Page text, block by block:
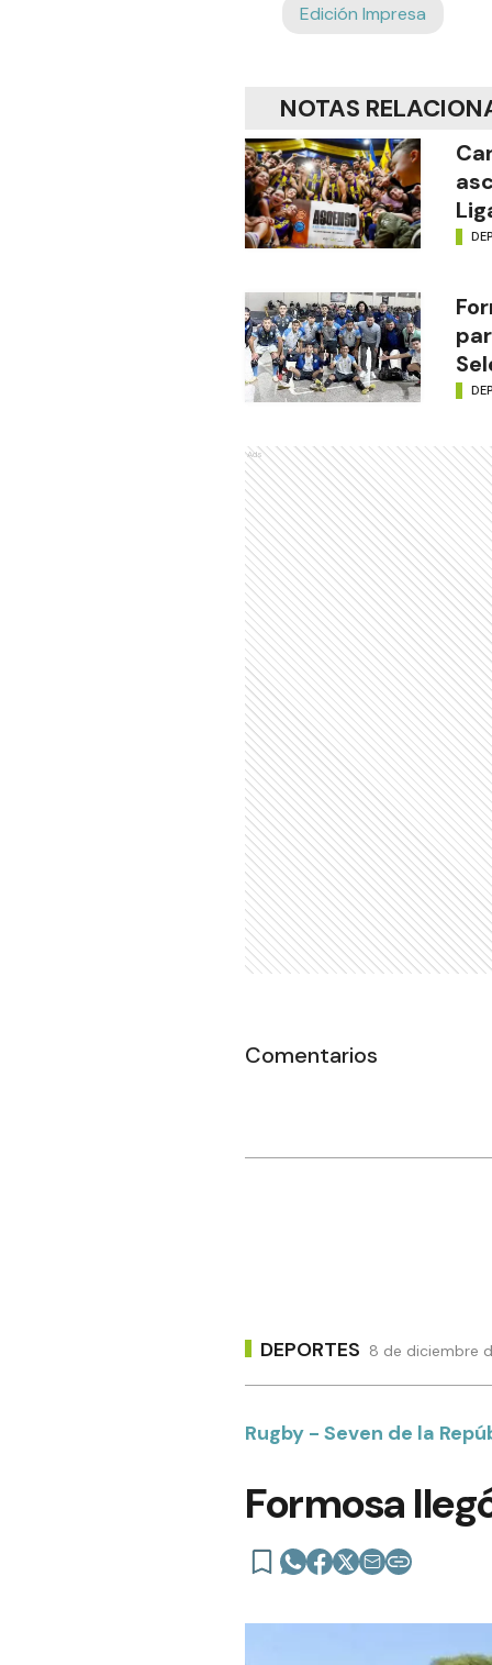
Edición Impresa
NOTAS
Ads
Comentarios
DEPORTES 8 de diciembre
Rugby - Seven de la
Formosa